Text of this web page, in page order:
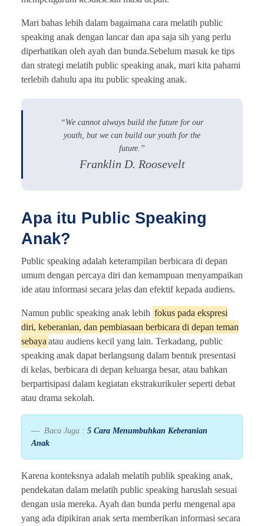
Mari bahas lebih dalam bagaimana cara melatih public
speaking anak dengan lancar dan apa saja sih yang perlu
diperhatikan oleh ayah dan bunda.Sebelum masuk ke tips
dan strategi melatih public speaking anak, mari kita pahami
terlebih dahulu apa itu public speaking anak.
“We cannot always build the future for our
youth, but we can build our youth for the
future.”
Franklin D. Roosevelt
Apa itu Public Speaking
Anak?
Public speaking adalah keterampilan berbicara di depan
umum dengan percaya diri dan kemampuan menyampaikan
ide atau informasi secara jelas dan efektif kepada audiens.
Namun public speaking anak lebih fokus pada ekspresi
diri, keberanian, dan pembiasaan berbicara di depan teman
sebaya atau audiens kecil yang lain. Terkadang, public
speaking anak dapat berlangsung dalam bentuk presentasi
di kelas, berbicara di depan keluarga besar, atau bahkan
berpartisipasi dalam kegiatan ekstrakurikuler seperti debat
atau drama sekolah.
Baca Juga : 5 Cara Menumbuhkan Keberanian
Anak
Karena konteksnya adalah melatih publik speaking anak,
pendekatan dalam melatih public speaking haruslah sesuai
dengan usia mereka. Ayah dan bunda perlu mengenal apa
yang ada dipikiran anak serta memberikan informasi secara